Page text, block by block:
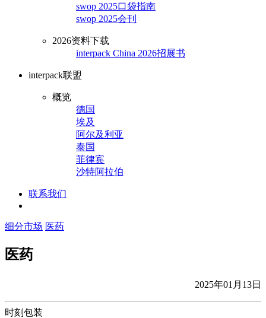
swop 2025口袋指南
swop 2025会刊
2026资料下载
interpack China 2026招展书
interpack联盟
概览
德国
埃及
阿尔及利亚
泰国
菲律宾
沙特阿拉伯
联系我们
细分市场 医药
医药
2025年01月13日
时刻包装